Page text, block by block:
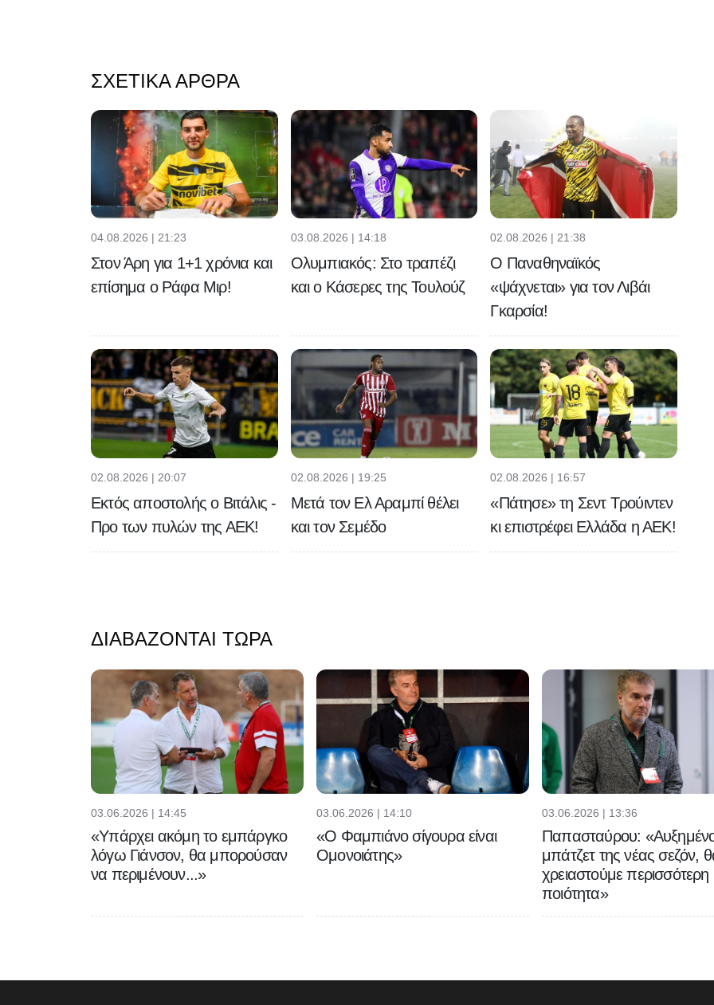
ΣΧΕΤΙΚΆ ΆΡΘΡΑ
04.08.2026 | 21:23
Στον Άρη για 1+1 χρόνια και
επίσημα ο Ράφα Μιρ!
03.08.2026 | 14:18
Ολυμπιακός: Στο τραπέζι
και ο Κάσερες της Τουλούζ
02.08.2026 | 21:38
Ο Παναθηναϊκός
«ψάχνεται» για τον Λιβάι
Γκαρσία!
02.08.2026 | 20:07
Εκτός αποστολής ο Βιτάλις -
Προ των πυλών της ΑΕΚ!
02.08.2026 | 19:25
Μετά τον Ελ Αραμπί θέλει
και τον Σεμέδο
02.08.2026 | 16:57
«Πάτησε» τη Σεντ Τρούιντεν
κι επιστρέφει Ελλάδα η ΑΕΚ!
ΔΙΑΒΆΖΟΝΤΑΙ ΤΏΡΑ
03.06.2026 | 14:45
«Υπάρχει ακόμη το εμπάργκο
λόγω Γιάνσον, θα μπορούσαν
να περιμένουν...»
03.06.2026 | 14:10
«Ο Φαμπιάνο σίγουρα είναι
Ομονοιάτης»
03.06.2026 | 13:36
Παπασταύρου:
μπάτζετ της νέας σεζόν,
χρειαστούμε περισσότερη
ποιότητα»